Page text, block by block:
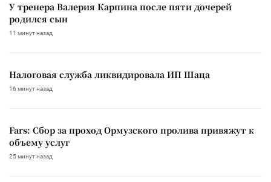
У тренера Валерия Карпина после пяти дочерей
родился сын
11 минут назад
Налоговая служба ликвидировала ИП Шаца
16 минут назад
Fars: Сбор за проход Ормузского пролива привяжут к
объему услуг
25 минут назад